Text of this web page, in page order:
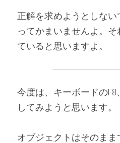
正解を求めようとしな
ってかまいませんよ。
ていると思いますよ。
今度は、キーボードのF8
してみようと思います。
オブジェクトはそのま